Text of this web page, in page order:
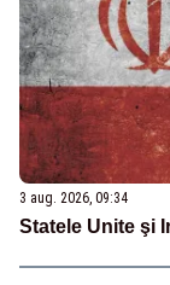
3 aug. 2026, 09:34
Statele Unite şi